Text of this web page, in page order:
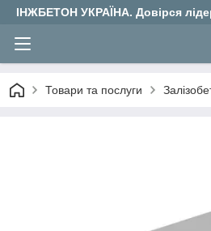
ІНЖБЕТОН УКРАЇНА. Довірся
Товари та послуги